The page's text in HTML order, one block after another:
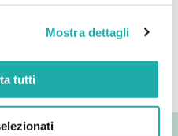
Mostra dettagli
tutti